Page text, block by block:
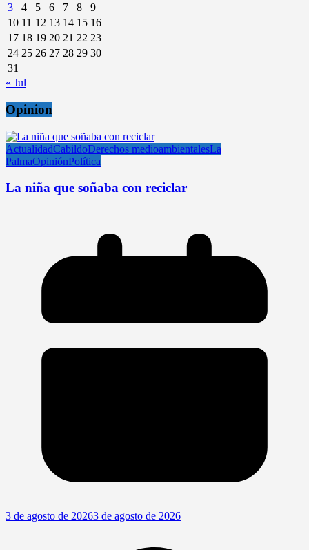
3
4 5 6 7 8
9
10 11 12 13 14 15 16
17 18 19 20 21 22 23
24 25 26 27 28 29 30
31
« Jul
Opinion
ActualidadCabildoDerechos medioambientalesLa
PalmaOpiniónPolítica
La niña que soñaba con reciclar
3 de agosto de 20263 de agosto de 2026